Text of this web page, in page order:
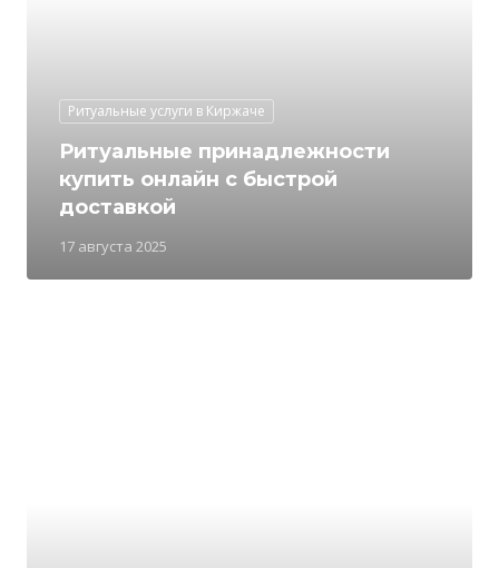
Ритуальные услуги в Киржаче
17 августа 2025
Ритуальные принадлежности
купить онлайн с быстрой
доставкой